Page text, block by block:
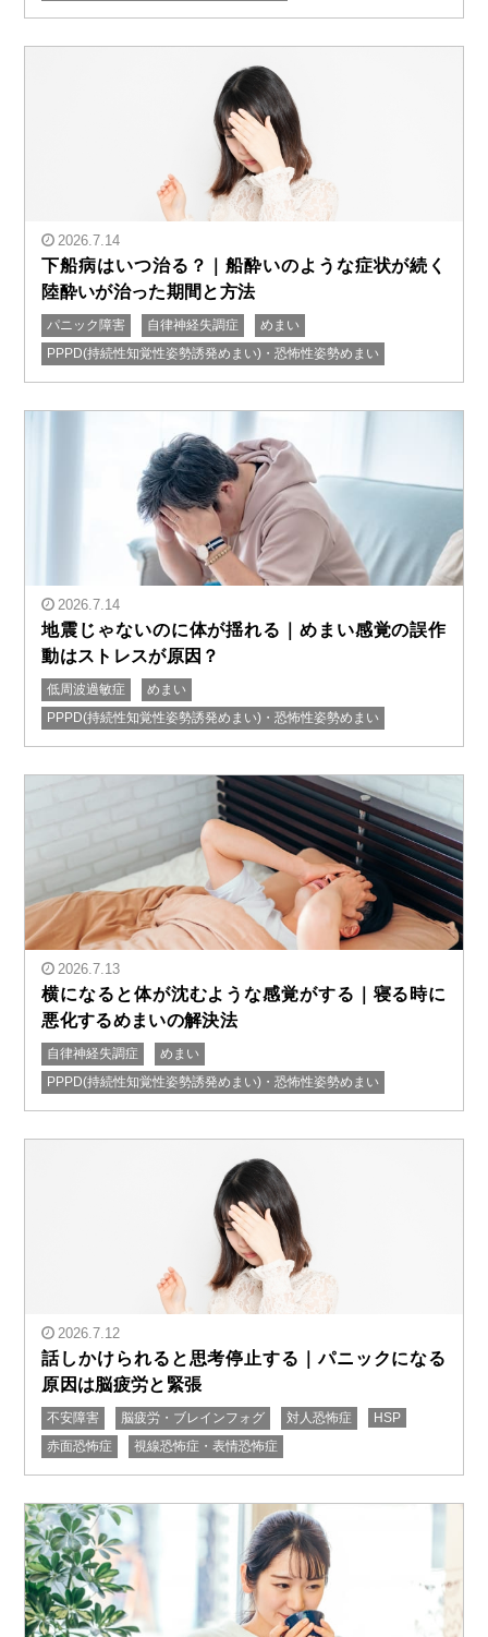
" alt="下船病はいつ治る？｜船酔いのような症状が続く
2026.7.14
下船病はいつ治る？｜船酔いのような症状が続く
陸酔いが治った期間と方法
パニック障害 自律神経失調症
めまい
PPPD(持続性知覚性姿勢誘発めまい)・恐怖性姿勢めまい
" alt="地震じゃないのに体が揺れる｜めまい感覚の誤作
2026.7.14
地震じゃないのに体が揺れる｜めまい感覚の誤作
動はストレスが原因？
低周波過敏症
めまい
PPPD(持続性知覚性姿勢誘発めまい)・恐怖性姿勢めまい
" alt="横になると体が沈むような感覚がする｜寝る時に
2026.7.13
横になると体が沈むような感覚がする｜寝る時に
悪化するめまいの解決法
自律神経失調症
めまい
PPPD(持続性知覚性姿勢誘発めまい)・恐怖性姿勢めまい
" alt="話しかけられると思考停止する｜パニックになる
2026.7.12
話しかけられると思考停止する｜パニックになる
原因は脳疲労と緊張
不安障害 脳疲労・ブレインフォグ 対人恐怖症
HSP
赤面恐怖症
視線恐怖症・表情恐怖症